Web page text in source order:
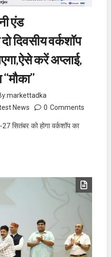
एंड
दिवसीय वर्कशॉप
करें अप्लाई,
markettadka
News 0 Comments
सितंबर को होगा वर्कशॉप का